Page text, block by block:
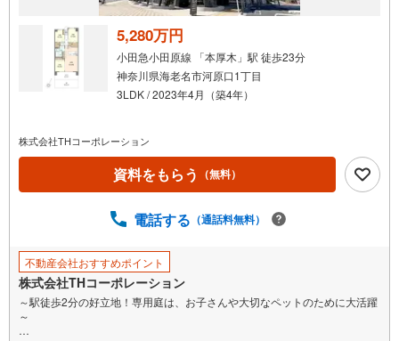
5,280万円
小田急小田原線 「本厚木」駅 徒歩23分
神奈川県海老名市河原口1丁目
3LDK / 2023年4月（築4年）
株式会社THコーポレーション
資料をもらう （無料）
電話する （通話料無料）
不動産会社おすすめポイント
株式会社THコーポレーション
～駅徒歩2分の好立地！専用庭は、お子さんや大切なペットのために大活躍
～